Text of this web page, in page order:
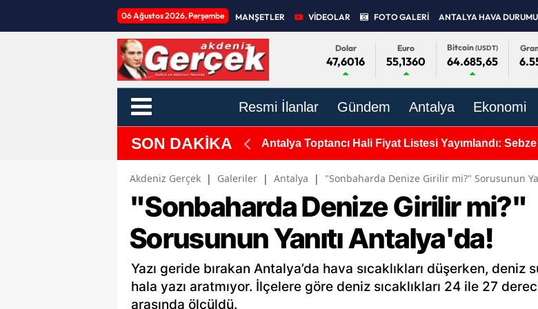
06 Ağustos 2026, Perşembe MANŞETLER VİDEOLAR FOTO GALERİ ANTALYA HAVA DURUMU
Dolar
47,6016
Euro
55,1360
Bitcoin(USDT)
64.685,65
Resmi İlanlar Gündem Antalya Ekonomi
SON DAKİKA Antalya Toptancı Hali Fiyat Listesi Yayımlandı:
Akdeniz Gerçek | Galeriler | Antalya | "Sonbaharda Denize Girilir mi?" Sorusunun
"Sonbaharda Denize Girilir mi?"
Sorusunun Yanıtı Antalya'da!
Yazı geride bırakan Antalya’da hava sıcaklıkları düşerken, deniz
hala yazı aratmıyor. İlçelere göre deniz sıcaklıkları 24 ile 27
arasında ölçüldü.